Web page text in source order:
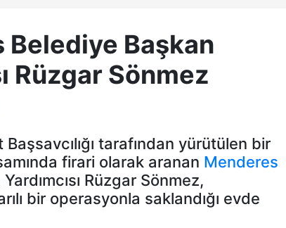
Belediye Başkan
Rüzgar Sönmez
tarafından yürütülen bir
firari olarak aranan Menderes
Rüzgar Sönmez,
bir operasyonla saklandığı evde